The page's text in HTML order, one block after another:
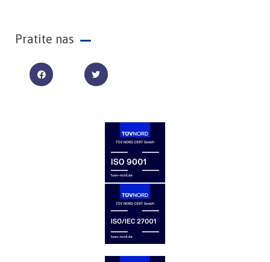
Pratite nas